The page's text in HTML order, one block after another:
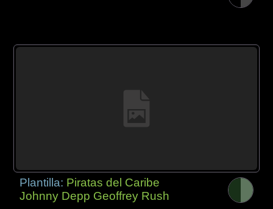
Plantilla: Piratas del Caribe
Johnny Depp Geoffrey Rush